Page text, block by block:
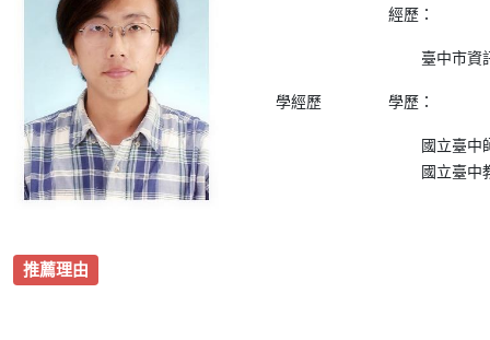
學經歷
經歷：
臺中市資
學歷：
國立臺中
國立臺中
推薦理由